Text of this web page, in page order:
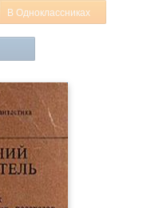
В Одноклассниках